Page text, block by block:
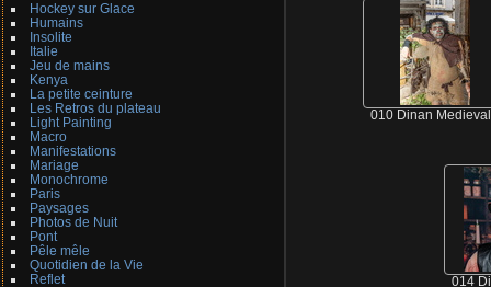
Hockey sur Glace
Humains
Insolite
Italie
Jeu de mains
Kenya
La petite ceinture
Les Retros du plateau
Light Painting
Macro
Manifestations
Mariage
Monochrome
Paris
Paysages
Photos de Nuit
Pont
Pêle mêle
Quotidien de la Vie
Reflet
010 Dinan
014